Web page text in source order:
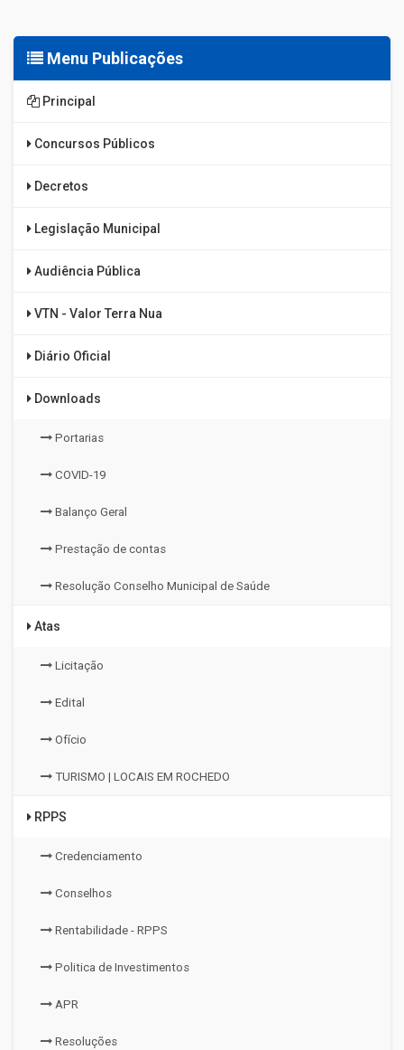
Menu Publicações
Principal
Concursos Públicos
Decretos
Legislação Municipal
Audiência Pública
VTN - Valor Terra Nua
Diário Oficial
Downloads
Portarias
COVID-19
Balanço Geral
Prestação de contas
Resolução Conselho Municipal de Saúde
Atas
Licitação
Edital
Ofício
TURISMO | LOCAIS EM ROCHEDO
RPPS
Credenciamento
Conselhos
Rentabilidade - RPPS
Politica de Investimentos
APR
Resoluções